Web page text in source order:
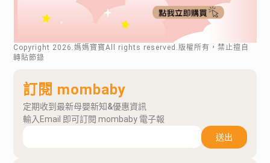
Copyright 2026 .媽媽寶寶All rights reserved.版權所有，禁止擅自
轉貼節錄
訂閱 mombaby
定期收到最新母嬰新知&優惠資訊
輸入Email 即可訂閱 mombaby 電子報
送出